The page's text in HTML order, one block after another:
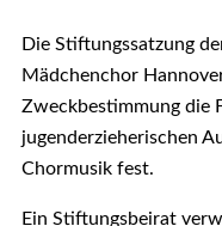
Die Stiftungssatzung
Mädchenchor
Zweckbestimmung die
jugenderzieherischen
Chormusik fest.
Ein Stiftungsbeirat